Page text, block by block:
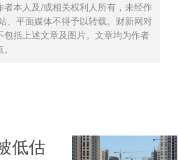
本人及/或相关权利人所有，未经作
、平面媒体不得予以转载。财新网对
括上述文章及图片。文章均为作者
低估